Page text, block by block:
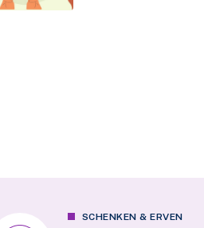
SCHENKEN & ERVEN